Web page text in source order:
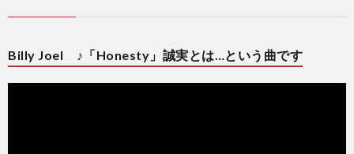
Billy Joel ♪「Honesty」誠実とは…という曲です
動